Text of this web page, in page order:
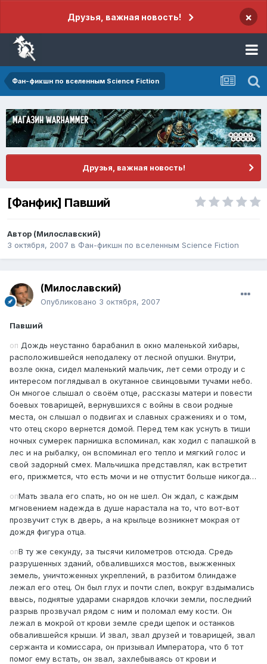
Друзья, важная новость! ×
Фан-фикшн по вселенным Science Fiction
Друзья, важная новость!
[Фанфик] Павший
Автор (Милославский)
3 октября, 2007 в Фан-фикшн по вселенным Science Fiction
(Милославский)
Опубликовано 3 октября, 2007
Павший
оп Дождь неустанно барабанил в окно маленькой хибары,
расположившейся неподалеку от лесной опушки. Внутри,
возле окна, сидел маленький мальчик, лет семи отроду и с
интересом поглядывал в окутанное свинцовыми тучами небо.
Он многое слышал о своём отце, рассказы матери и повести
боевых товарищей, вернувшихся с войны в свои родные
места, он слышал о подвигах и славных сражениях и о том,
что отец скоро вернется домой. Перед тем как уснуть в тиши
ночных сумерек парнишка вспоминал, как ходил с папашкой в
лес и на рыбалку, он вспоминал его тепло и мягкий голос и
свой задорный смех. Мальчишка представлял, как встретит
его, прижмется, что есть мочи и не отпустит больше никогда…
опМать звала его спать, но он не шел. Он ждал, с каждым
мгновением надежда в душе нарастала на то, что вот-вот
прозвучит стук в дверь, а на крыльце возникнет мокрая от
дождя фигура отца.
опВ ту же секунду, за тысячи километров отсюда. Средь
разрушенных зданий, обвалившихся мостов, выжженных
земель, уничтоженных укреплений, в разбитом блиндаже
лежал его отец. Он был глух и почти слеп, вокруг вздымались
ввысь, поднятые ударами снарядов клочки земли, последний
разрыв прозвучал рядом с ним и поломал ему кости. Он
лежал в мокрой от крови земле среди щепок и останков
обвалившейся крыши. И звал, звал друзей и товарищей, звал
сержанта и комиссара, он призывал Императора, что б тот
помог ему встать, он звал, захлебываясь от крови и